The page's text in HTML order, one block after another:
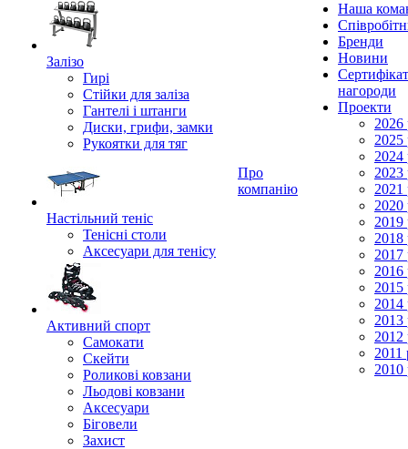
Залізо
Гирі
Стійки для заліза
Гантелі і штанги
Диски, грифи, замки
Рукоятки для тяг
Настільний теніс
Тенісні столи
Аксесуари для тенісу
Активний спорт
Самокати
Скейти
Роликові ковзани
Льодові ковзани
Аксесуари
Біговели
Захист
Про
компанію
Наша
Бренди
Новини
нагороди
Проекти
2026
2025
2024
2023
2021
2020
2019
2018
2017
2016
2015
2014
2013
2012
2011
2010